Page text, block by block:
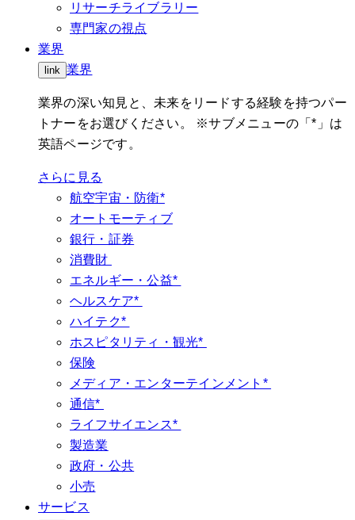
リサーチライブラリー
専門家の視点
業界
link 業界
業界の深い知見と、未来をリードする経験を持つパー
トナーをお選びください。 ※サブメニューの「*」は
英語ページです。
さらに見る
航空宇宙・防衛*
オートモーティブ
銀行・証券
消費財
エネルギー・公益*
ヘルスケア*
ハイテク*
ホスピタリティ・観光*
保険
メディア・エンターテインメント*
通信*
ライフサイエンス*
製造業
政府・公共
小売
サービス